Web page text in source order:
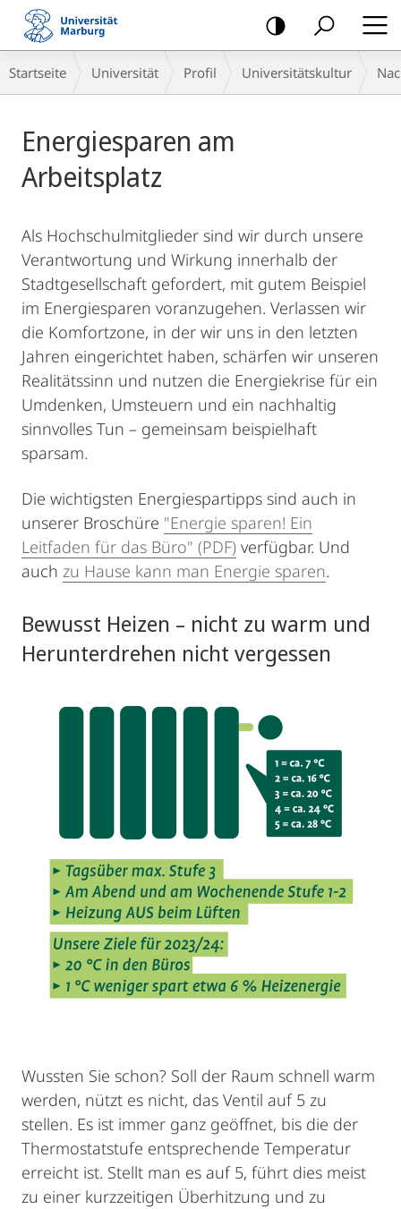
Mobile-
Navigation
Breadcrumb-
Navigation
Startseite Universität Profil Universitäts­kultur
Energiesparen am
Arbeitsplatz
Als Hochschulmitglieder sind wir durch unsere
Verantwortung und Wirkung innerhalb der
Stadtgesellschaft gefordert, mit gutem Beispiel
im Energiesparen voranzugehen. Verlassen wir
die Komfortzone, in der wir uns in den letzten
Jahren eingerichtet haben, schärfen wir unseren
Realitätssinn und nutzen die Energiekrise für ein
Umdenken, Umsteuern und ein nachhaltig
sinnvolles Tun – gemeinsam beispielhaft
sparsam.
Die wichtigsten Energiespartipps sind auch in
unserer Broschüre "Energie sparen! Ein
Leitfaden für das Büro" (PDF) verfügbar. Und
auch zu Hause kann man Energie sparen.
Bewusst Heizen – nicht zu warm und
Herunterdrehen nicht vergessen
Wussten Sie schon? Soll der Raum schnell warm
werden, nützt es nicht, das Ventil auf 5 zu
stellen. Es ist immer ganz geöffnet, bis die der
Thermostatstufe entsprechende Temperatur
erreicht ist. Stellt man es auf 5, führt dies meist
zu einer kurzzeitigen Überhitzung und zu